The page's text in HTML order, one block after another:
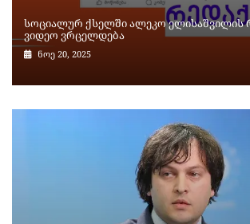
სოციალურ ქსელში ალეკო ელისაშვილის
ვიდეო ვრცელდება
ნოე 20, 2025